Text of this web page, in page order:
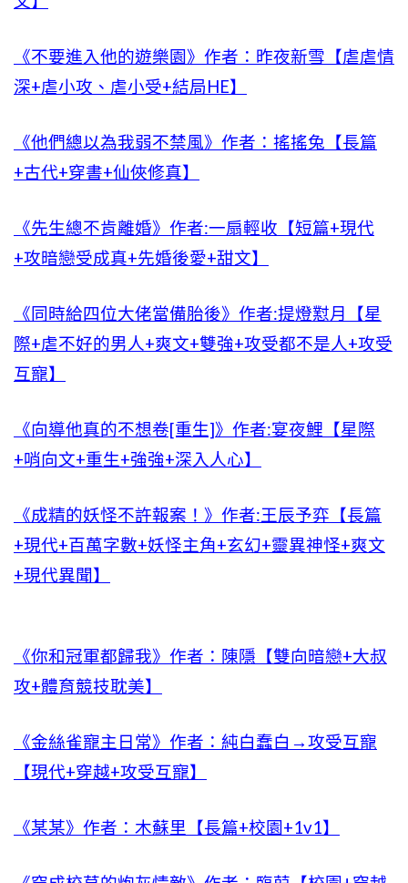
《不要進入他的遊樂園》作者：昨夜新雪【虐虐情
深+虐小攻、虐小受+結局HE】
《他們總以為我弱不禁風》作者：搖搖兔【長篇
+古代+穿書+仙俠修真】
《先生總不肯離婚》作者:一扇輕收【短篇+現代
+攻暗戀受成真+先婚後愛+甜文】
《同時給四位大佬當備胎後》作者:提燈懟月【星
際+虐不好的男人+爽文+雙強+攻受都不是人+攻受
互寵】
《向導他真的不想卷[重生]》作者:宴夜鯉【星際
+哨向文+重生+強強+深入人心】
《成精的妖怪不許報案！》作者:王辰予弈【長篇
+現代+百萬字數+妖怪主角+玄幻+靈異神怪+爽文
+現代異聞】
《你和冠軍都歸我》作者：陳隱【雙向暗戀+大叔
攻+體育競技耽美】
《金絲雀寵主日常》作者：純白蠢白→攻受互寵
【現代+穿越+攻受互寵】
《某某》作者：木蘇里【長篇+校園+1v1】